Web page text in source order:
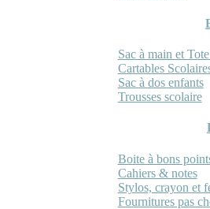
Sac à main et
Cartables
Sac à dos enfants
Trousses scolaire
Boite à bons
Cahiers & notes
Stylos, crayon et
Fournitures pas